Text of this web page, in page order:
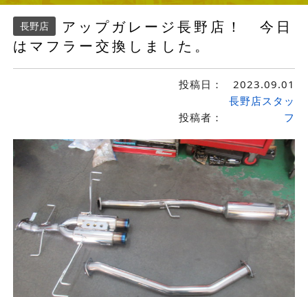
長野店
アップガレージ長野店！ 今日
はマフラー交換しました。
投稿日： 2023.09.01
投稿者：
長野店スタッ
フ